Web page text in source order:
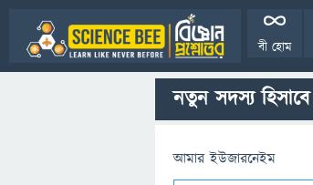
বী হোম
নতুন সদস্য
আমার ইউজারনেইম